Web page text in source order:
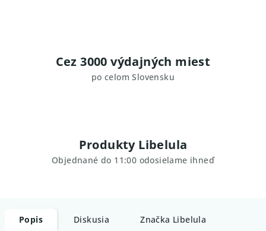
Cez 3000 výdajných miest
po celom Slovensku
Produkty Libelula
Objednané do 11:00 odosielame ihneď
Popis Diskusia Značka Libelula